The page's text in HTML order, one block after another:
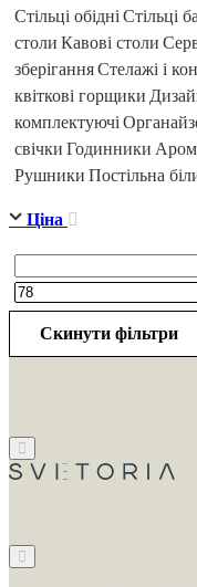
Стільці обідні Стільці
столи Кавові столи
зберіганняСтелажі і
квіткові горщики
комплектуючі
свічки Годинники
Рушники Постільна
Ціна
Скинути фільтри